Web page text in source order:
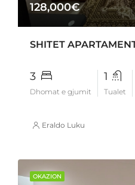
128,000€
3
Dhomat e gjumit
1
Tualet
Eraldo Luku
OKAZION